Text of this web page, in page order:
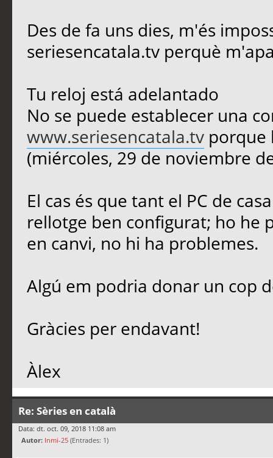
Des de fa uns dies, m'és
seriesencatala.tv perquè
Tu reloj está adelantado
No se puede establecer una
www.seriesencatala.tvporque
(miércoles, 29 de noviembre
El cas és que tant el PC de
rellotge ben configurat; ho he
en canvi, no hi ha problemes.
Algú em podria donar un cop
Gràcies per endavant!
Àlex
Re: Sèries en català
Data: dt. oct. 09, 2018 11:08 am
Autor: Inmi-25 (Entrades: 1)